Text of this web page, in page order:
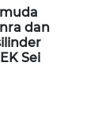
dan
Sei